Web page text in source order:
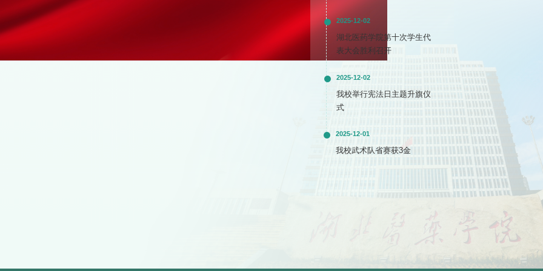
2025-12-02
湖北医药学院第十次学生代
表大会胜利召开
2025-12-02
我校举行宪法日主题升旗仪
式
2025-12-01
我校武术队省赛获3金